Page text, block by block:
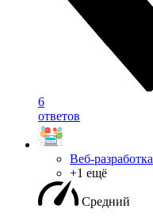
6
ответов
Веб-разработка
+1 ещё
Средний